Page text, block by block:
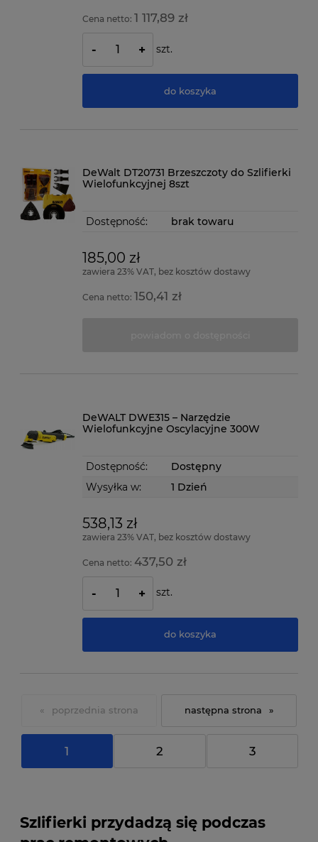
Cena netto: 1 117,89 zł
- + szt.
do koszyka
DeWalt DT20731 Brzeszczoty do Szlifierki
Wielofunkcyjnej 8szt
Dostępność: brak towaru
185,00 zł
zawiera 23% VAT, bez kosztów dostawy
Cena netto: 150,41 zł
DeWALT DWE315 – Narzędzie
Wielofunkcyjne Oscylacyjne 300W
Dostępność:
Dostępny
Wysyłka w:
1 Dzień
538,13 zł
zawiera 23% VAT, bez kosztów dostawy
Cena netto:437,50 zł
- + szt.
do koszyka
«
1 2 3
»
Szlifierki przydadzą się podczas